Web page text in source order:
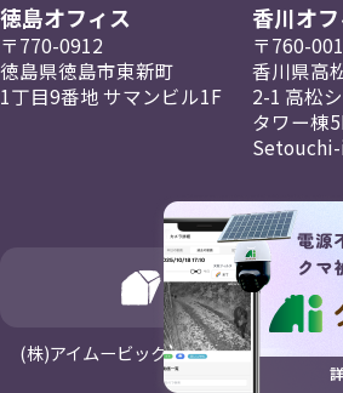
徳島オフィス
〒770-0912
徳島県徳島市東新町
1丁目9番地サマンビル1F
香川オ
〒760-
香川県高
2-1 高松
タワー棟
(⁨⁩株)アイムービックはNagayaホールディ